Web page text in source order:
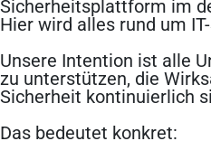
Sicherheitsplattform im
Hier wird alles rund um
Unsere Intention ist alle
zu unterstützen, die
Sicherheit kontinuierlich
Das bedeutet konkret: